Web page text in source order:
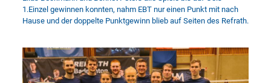
1.Einzel gewinnen konnten, nahm EBT nur einen Punkt mit nach
Hause und der doppelte Punktgewinn blieb auf Seiten des Refrath.